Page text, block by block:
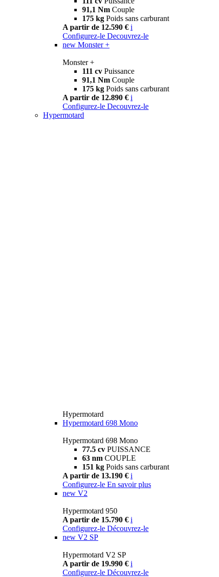
91,1 Nm Couple
175 kg Poids sans carburant
A partir de 12.590 € i
Configurez-le Decouvrez-le
new Monster +
Monster +
111 cv Puissance
91,1 Nm Couple
175 kg Poids sans carburant
A partir de 12.890 € i
Configurez-le Decouvrez-le
Hypermotard
Hypermotard
Hypermotard 698 Mono
Hypermotard 698 Mono
77.5 cv PUISSANCE
63 nm COUPLE
151 kg Poids sans carburant
A partir de 13.190 € i
Configurez-le En savoir plus
new V2
Hypermotard 950
A partir de 15.790 € i
Configurez-le Découvrez-le
new V2 SP
Hypermotard V2 SP
A partir de 19.990 € i
Configurez-le Découvrez-le